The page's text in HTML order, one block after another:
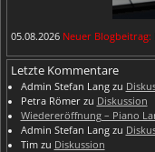
05.08.2026 Neuer Blogbeitrag:
Letzte Kommentare
Admin Stefan Langzu
Petra Römerzu Diskussion
Wiedereröffnung – Piano
Admin Stefan Langzu
Timzu Diskussion